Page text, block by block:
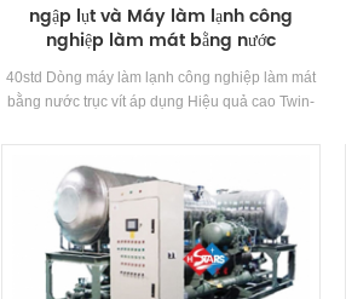
ngập lụt và Máy làm lạnh công
nghiệp làm mát bằng nước
40std Dòng máy làm lạnh công nghiệp làm mát
bằng nước trục vít áp dụng Hiệu quả cao Twin-
cao Thiết bị bay hơi loại ngập nước, R22,
R134a Chất làm lạnh, có thể đạt 5.5. Đơn vị có
20 tiêu chuẩn Thông số kỹ thuật.